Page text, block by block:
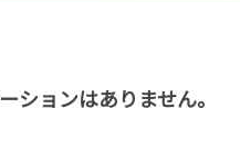
進入コース別情報
ションはありません。